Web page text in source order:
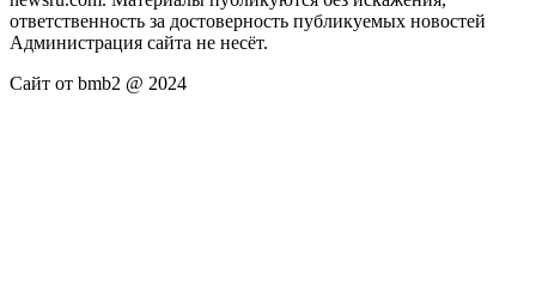
ответственность за достоверность публикуемых новостей
Администрация сайта не несёт.
Сайт от bmb2 @ 2024